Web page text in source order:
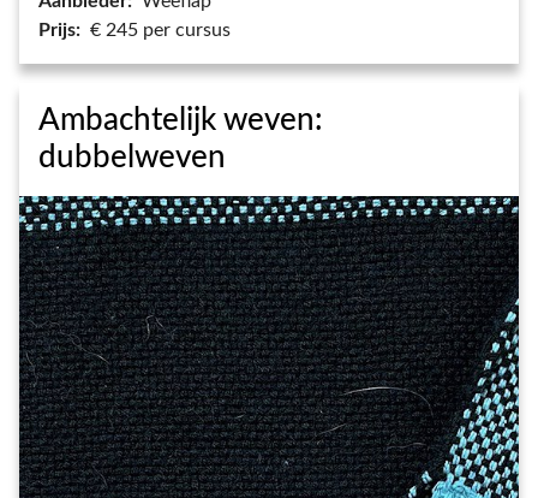
Prijs: € 245 per cursus
Ambachtelijk weven:
dubbelweven